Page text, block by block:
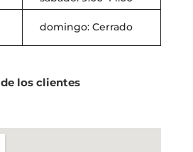
domingo: Cerrado
los clientes